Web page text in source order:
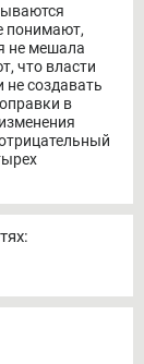
понимают,
не мешала
что власти
не создавать
в